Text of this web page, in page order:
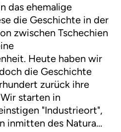
das ehemalige
die Geschichte in der
zwischen Tschechien
Heute haben wir
die Geschichte
zurück ihre
starten in
"Industrieort",
inmitten des Natura